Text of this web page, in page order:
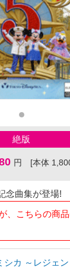
絶版
円 [本体
念曲集が登場!
、こちらの商
シカ ～レジェ